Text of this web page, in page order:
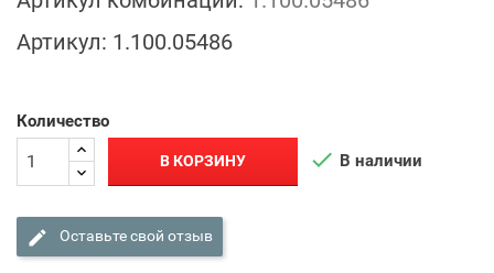
Артикул: 1.100.05486
Количество
В КОРЗИНУ  В наличии
Оставьте свой отзыв